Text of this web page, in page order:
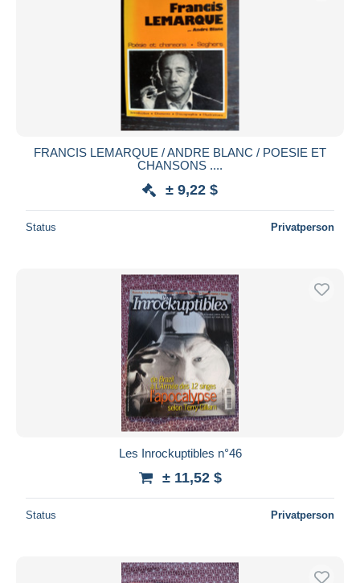
FRANCIS LEMARQUE / ANDRE BLANC / POESIE ET
CHANSONS ....
± 9,22 $
Status Privatperson
Les Inrockuptibles n°46
± 11,52 $
Status Privatperson